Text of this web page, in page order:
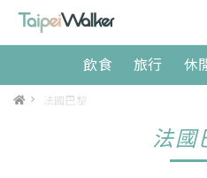
飲食 旅行 休
> 法國巴黎
法國